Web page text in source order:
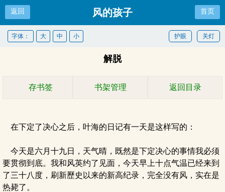
返回 风的孩子 首页
关灯
护眼
字体： 大 中 小
解脱
存书签 书架管理 返回目录
在下定了决心之后，叶海的日记有一天是这样写的：
今天是六月十九日，天气晴，既然是下定决心的事情我必须
要贯彻到底。我和风英约了见面，今天早上十点气温已经来到
了三十八度，刷新歷史以来的新高纪录，完全没有风，实在是
热毙了。